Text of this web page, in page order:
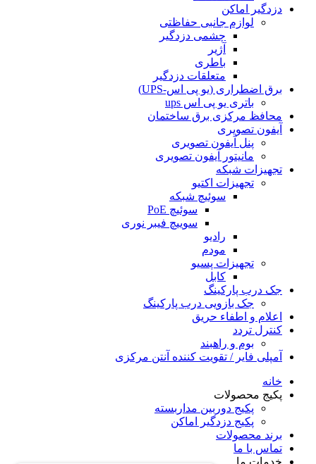
دزدگیر اماکن
لوازم جانبی حفاظتی
چشمی دزدگیر
آژیر
باطری
متعلقات دزدگیر
برق اضطراری (یو پی اس-UPS)
باتری یو پی اس ups
محافظ مرکزی برق ساختمان
آیفون تصویری
پنل آیفون تصویری
مانیتور آیفون تصویری
تجهیزات شبکه
تجهیزات اکتیو
سوئیچ شبکه
سوئیچ PoE
سوییچ فیبر نوری
رادیو
مودم
تجهیزات پسیو
کابل
جک درب پارکینگ
جک بازویی درب پارکینگ
اعلام و اطفاء حریق
کنترل تردد
بوم و راهبند
آمپلی فایر / تقویت کننده آنتن مرکزی
خانه
پکیج محصولات
پکیج دوربین مداربسته
پکیج دزدگیر اماکن
برند محصولات
تماس با ما
خدمات ما